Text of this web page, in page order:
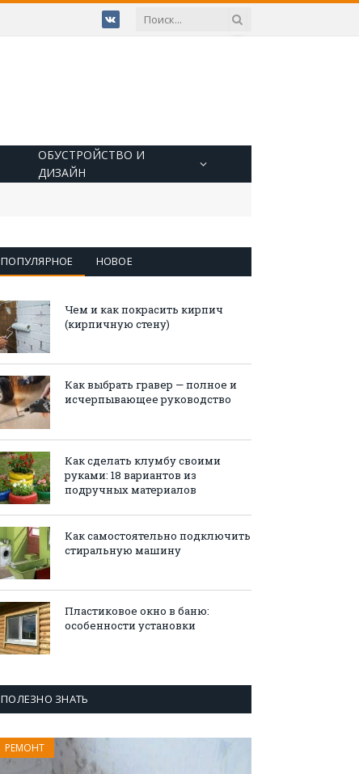
VKontakte
ОБУСТРОЙСТВО И
ДИЗАЙН
ПОПУЛЯРНОЕ НОВОЕ
Чем и как покрасить кирпич
(кирпичную стену)
Как выбрать гравер — полное и
исчерпывающее руководство
Как сделать клумбу своими
руками: 18 вариантов из
подручных материалов
Как самостоятельно подключить
стиральную машину
Пластиковое окно в баню:
особенности установки
ПОЛЕЗНО ЗНАТЬ
РЕМОНТ